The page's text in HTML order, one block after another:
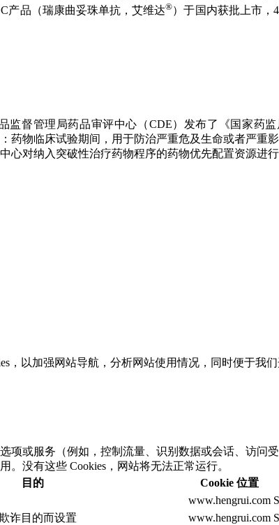
产品（瑞康曲妥珠单抗，艾维达®）于国内获批上市，
督管理局药品审评中心（CDE）发布了《国家药
药物临床试验期间，用于防治严重危及生命或者严
心对纳入突破性治疗药物程序的药物优先配置资源进
以加强网站导航，分析网站使用情况，同时便于我
项或服务（例如，控制流量、识别数据或会话、访问
没有这些 Cookies，网站将无法正常运行。
目的 Cookie 位置
www.hengrui.com
诈目的而设置 www.hengrui.com